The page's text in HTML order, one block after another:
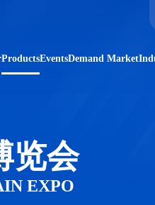
览会
EXPO
ProductsEventsDemand Market